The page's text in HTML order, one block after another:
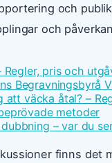
och
och
Regler, pris och
Begravningsbyrå
att väcka åtal? –
metoder
– var du
finns det